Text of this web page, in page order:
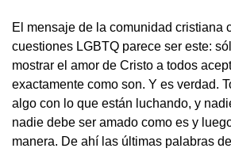
El mensaje de la comunidad cristiana
cuestiones LGBTQ parece ser este:
mostrar el amor de Cristo a todos
exactamente como son. Y es verdad.
algo con lo que están luchando, y
nadie debe ser amado como es y
manera. De ahí las últimas palabras